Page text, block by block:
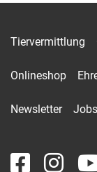
Tiervermittlung
Onlineshop
Newsletter Jobs